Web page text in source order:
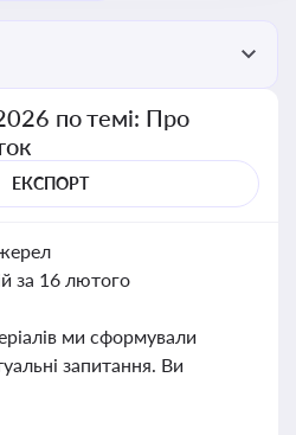
по темі: Про
ЕКСПОРТ
за 16 лютого
ми сформували
запитання. Ви